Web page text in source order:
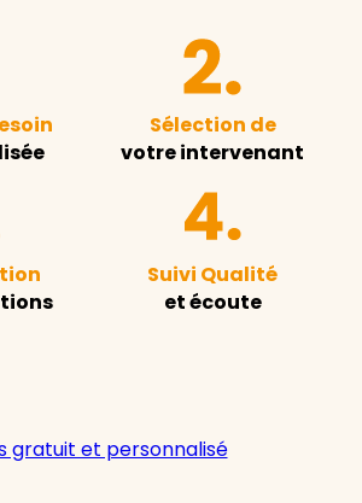
Sélection de
votre intervenant
Suivi Qualité
et écoute
gratuit et personnalisé